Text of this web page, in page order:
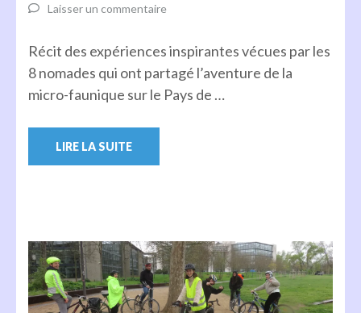
Laisser un commentaire
Récit des expériences inspirantes vécues par les
8 nomades qui ont partagé l’aventure de la
micro-faunique sur le Pays de …
LIRE LA SUITE